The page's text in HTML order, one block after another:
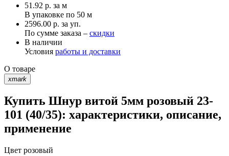
51.92 р. за м
В упаковке по 50 м
2596.00 р. за уп.
По сумме заказа – скидки
В наличии
Условия работы и доставки
О товаре
xmark
Купить Шнур витой 5мм розовый 23-
101 (40/35): характеристики, описание,
применение
Цвет розовый